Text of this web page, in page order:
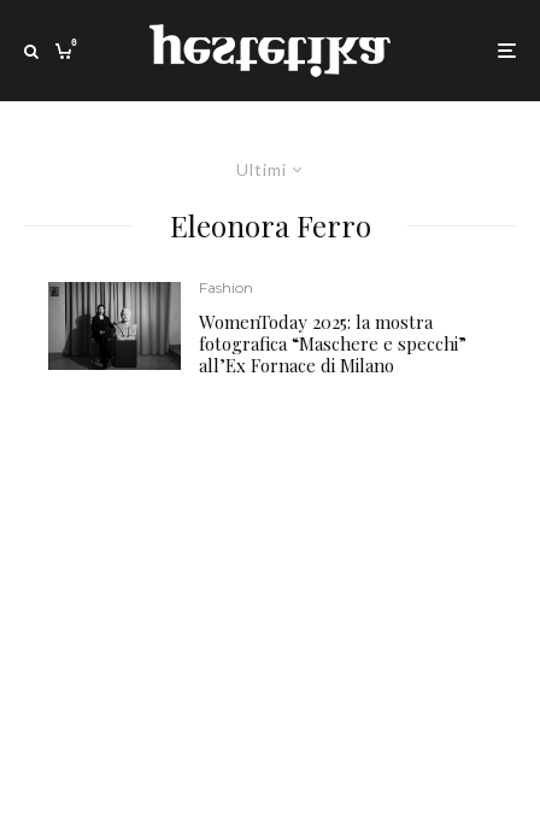
0
Ultimi
Eleonora Ferro
Fashion
WomenToday 2025: la mostra
fotografica “Maschere e specchi”
all’Ex Fornace di Milano